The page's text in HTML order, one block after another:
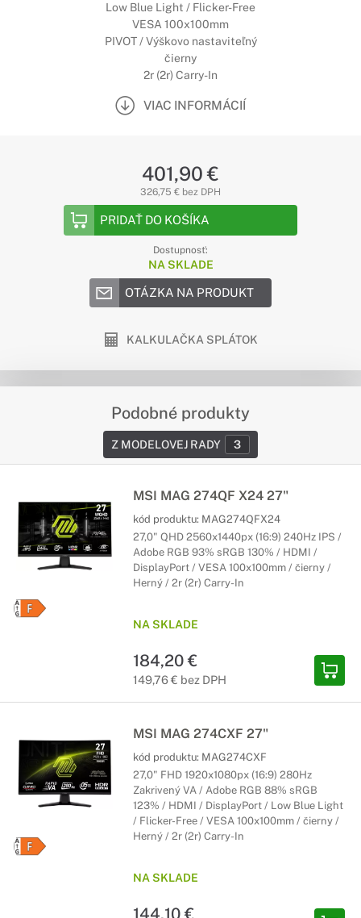
Low Blue Light / Flicker-Free
VESA 100x100mm
PIVOT / Výškovo nastaviteľný
čierny
2r (2r) Carry-In
VIAC INFORMÁCIÍ
401,90 €
326,75 € bez DPH
PRIDAŤ DO KOŠÍKA
Dostupnosť:
NA SKLADE
OTÁZKA NA PRODUKT
KALKULAČKA SPLÁTOK
Podobné produkty
Z MODELOVEJ RADY 3
MSI MAG 274QF X24 27"
kód produktu: MAG274QFX24
27,0" QHD 2560x1440px (16:9) 240Hz IPS /
Adobe RGB 93% sRGB 130% / HDMI /
DisplayPort / VESA 100x100mm / čierny /
Herný / 2r (2r) Carry-In
NA SKLADE
184,20 €
149,76 € bez DPH
MSI MAG 274CXF 27"
kód produktu: MAG274CXF
27,0" FHD 1920x1080px (16:9) 280Hz
Zakrivený VA / Adobe RGB 88% sRGB
123% / HDMI / DisplayPort / Low Blue Light
/ Flicker-Free / VESA 100x100mm / čierny /
Herný / 2r (2r) Carry-In
NA SKLADE
144,10 €